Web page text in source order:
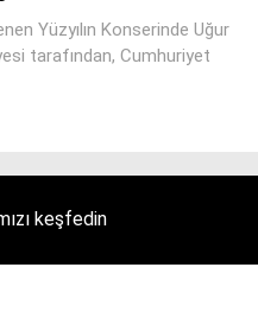
Yüzyılın Konserinde Uğur
tarafından, Cumhuriyet
keşfedin